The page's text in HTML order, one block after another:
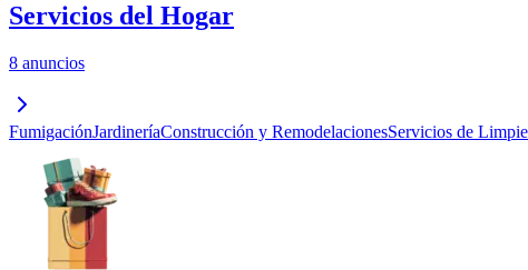
Servicios del Hogar
8 anuncios
FumigaciónJardineríaConstrucción y RemodelacionesServicios de